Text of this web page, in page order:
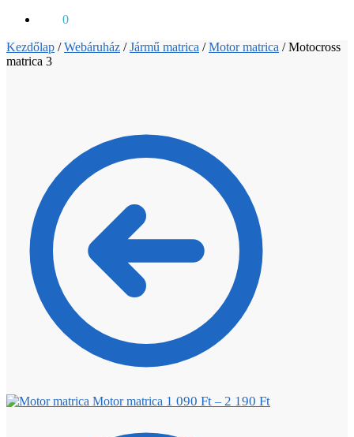
0
Kezdőlap /Webáruház /Jármű matrica /Motor matrica /Motocross
matrica 3
Motor matrica 1 090 Ft – 2 190 Ft